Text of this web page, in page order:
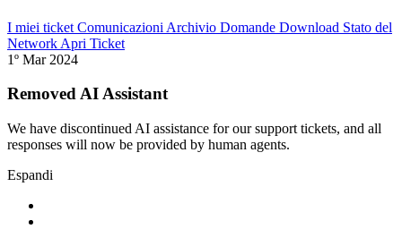
I miei ticket Comunicazioni Archivio Domande Download Stato del
Network Apri Ticket
1º Mar 2024
Removed AI Assistant
We have discontinued AI assistance for our support tickets, and all
responses will now be provided by human agents.
Espandi